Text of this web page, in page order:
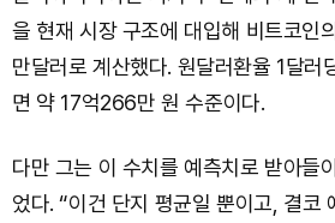
을 현재 시장 구조에 대입해 비트코인
만달러로 계산했다. 원달러환율 1달
면 약 17억266만 원 수준이다.
다만 그는 이 수치를 예측치로 받아들
었다. “이건 단지 평균일 뿐이고, 결코